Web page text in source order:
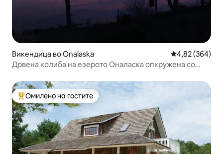
Викендица во Onalaska Просечна
4,82 (364)
Дрвена колиба на езерото Оналаска опкружена со
Меѓу најуспешните „Омилени на гостите“
Омилено на гостите